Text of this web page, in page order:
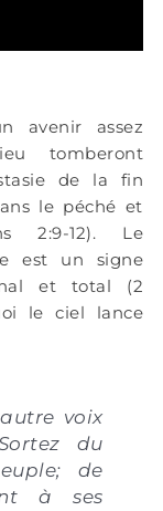
avenir assez
tomberont
de la fin
le péché et
2:9-12). Le
est un signe
et total (2
le ciel lance
voix
du
de
à ses